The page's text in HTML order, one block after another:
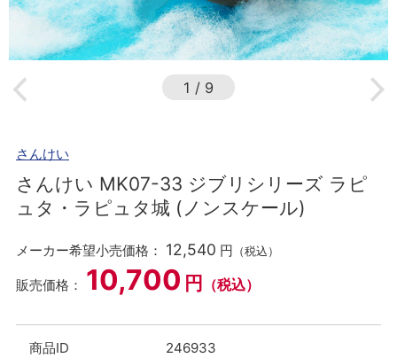
1 / 9
さんけい
さんけい MK07-33 ジブリシリーズ ラピ
ュタ・ラピュタ城 (ノンスケール)
メーカー希望小売価格： 12,540 円 （税込）
販売価格： 10,700 円 （税込）
商品ID 246933